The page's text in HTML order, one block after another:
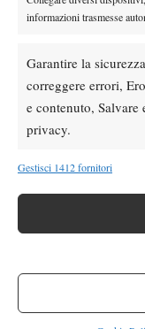
informazioni trasmesse
Garantire la
correggere errori,
e contenuto, Salvare
privacy.
Gestisci 1412 fornitori
Testata giornalistica
10268 del 15/09/2025
Direttore
HOME
WTA
CHALLENGER